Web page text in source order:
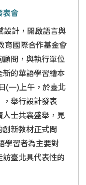
表會
設計，開啟語言與
育國際合作基金會
顧問，與執行單位
新的華語學習繪本
(一)上午，於臺北
，舉行設計發表
人士共襄盛舉，見
新教材正式問
學習者為主要對
臺北具代表性的